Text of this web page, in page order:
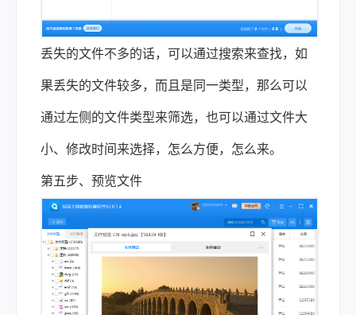
丢失的文件不多的话，可以通过搜索来查找，如
果丢失的文件较多，而且是同一类型，那么可以
通过左侧的文件类型来筛选，也可以通过文件大
小、修改时间来选择，怎么方便，怎么来。
第五步、预览文件